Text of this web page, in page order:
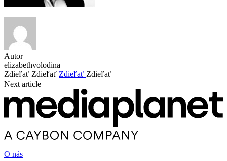
Autor
elizabethvolodina
Zdieľať Zdieľať Zdieľať Zdieľať
Next article
O nás